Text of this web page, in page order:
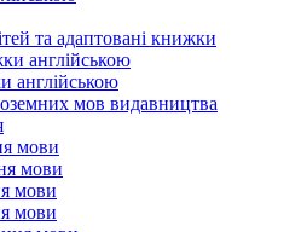
та адаптовані книжки
англійською
англійською
мов видавництва
мови
мови
мови
мови